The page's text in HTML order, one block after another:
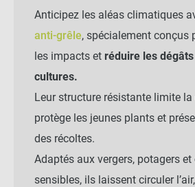
Anticipez les aléas climatiques
anti-grêle, spécialement conçus
les impacts et réduire les
cultures.
Leur structure résistante limite
protège les jeunes plants et
des récoltes.
Adaptés aux vergers, potagers
sensibles, ils laissent circuler